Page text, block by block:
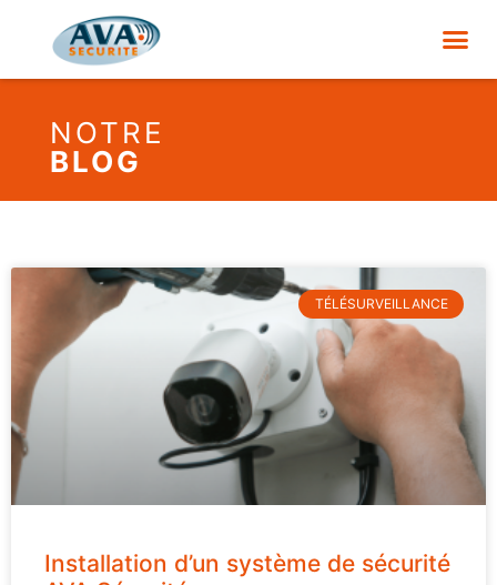
NOTRE
BLOG
TÉLÉSURVEILLANCE
Installation d’un système de sécurité